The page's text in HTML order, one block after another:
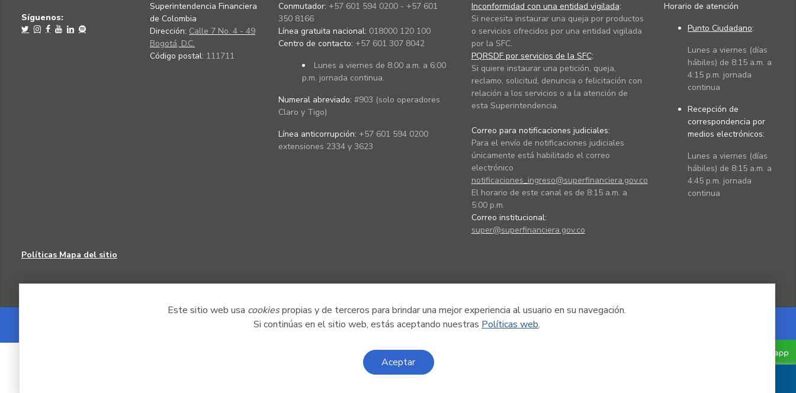
Este sitio web usa cookiespropias y de terceros para brindar una mejor experiencia al usuario en su navegación.
Si continúas en el sitio web, estás aceptando nuestras Políticas web.
Aceptar
Síguenos:
Superintendencia Financiera
de Colombia
Dirección: Calle 7 No. 4 - 49
Bogotá, D.C.
Código postal: 111711
Conmutador: +57 601 594 0200 - +57 601
350 8166
Línea gratuita nacional: 018000 120 100
Centro de contacto: +57 601 307 8042
Lunes a viernes de 8:00 a.m. a 6:00
p.m. jornada continua.
Numeral abreviado: #903 (solo operadores
Claro y Tigo)
Línea anticorrupción: +57 601 594 0200
extensiones 2334 y 3623
Inconformidad con una entidad vigilada:
Si necesita instaurar una queja por productos
o servicios ofrecidos por una entidad vigilada
por la SFC.
PQRSDF por servicios de la SFC:
Si quiere instaurar una petición, queja,
reclamo, solicitud, denuncia o felicitación con
relación a los servicios o a la atención de
esta Superintendencia.
Correo para notificaciones judiciales:
Para el envío de notificaciones judiciales
únicamente está habilitado el correo
electrónico
notificaciones_ingreso@superfinanciera.gov.co
El horario de este canal es de 8:15 a.m. a
5:00 p.m.
Correo institucional:
super@superfinanciera.gov.co
Horario de atención
Punto Ciudadano:
Lunes a viernes (días
hábiles) de 8:15 a.m. a
4:15 p.m. jornada
continua
Recepción de
correspondencia por
medios electrónicos:
Lunes a viernes (días
hábiles) de 8:15 a.m. a
4:45 p.m. jornada
continua
Políticas Mapa del sitio
Powered by Nexura